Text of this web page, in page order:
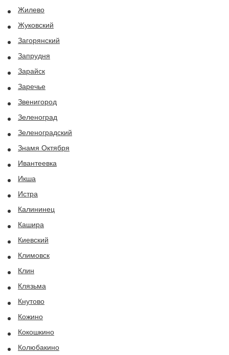
Жилево
Жуковский
Загорянский
Запрудня
Зарайск
Заречье
Звенигород
Зеленоград
Зеленоградский
Знамя Октября
Ивантеевка
Икша
Истра
Калининец
Кашира
Киевский
Климовск
Клин
Клязьма
Кнутово
Кожино
Кокошкино
Колюбакино